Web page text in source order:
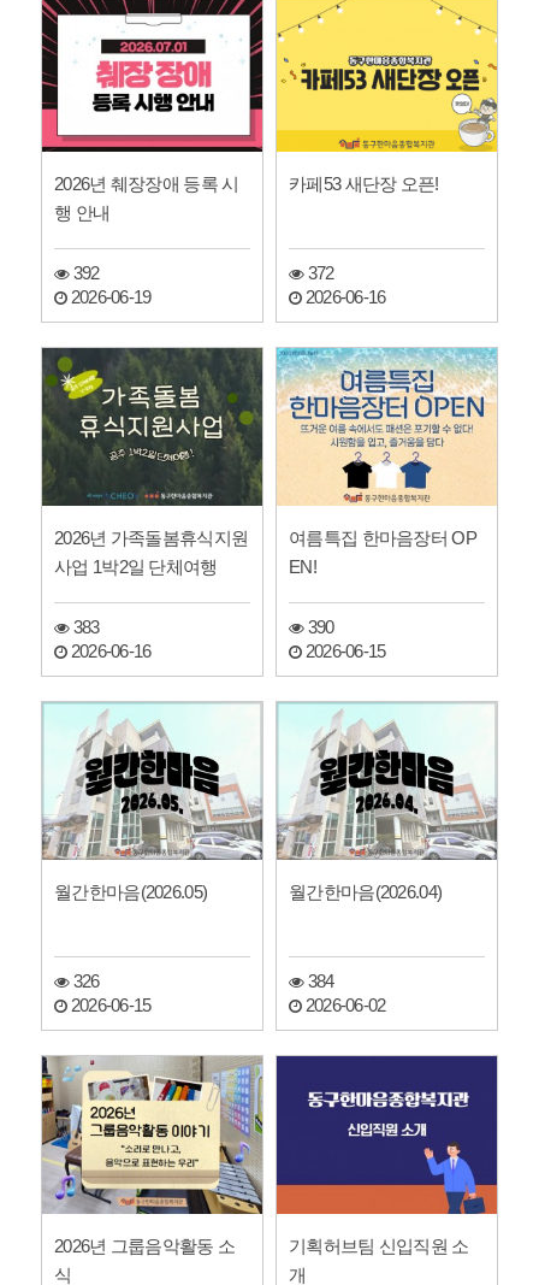
2026년 췌장장애 등록 시
행 안내
392
2026-06-19
카페53 새단장 오픈!
372
2026-06-16
2026년 가족돌봄휴식지원
사업 1박2일 단체여행
383
2026-06-16
여름특집 한마음장터 OP
EN!
390
2026-06-15
월간한마음(2026.05)
326
2026-06-15
월간한마음(2026.04)
384
2026-06-02
2026년 그룹음악활동 소
식
기획허브팀 신입직원 소
개